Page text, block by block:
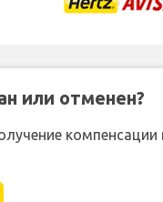
или отменен?
компенсации